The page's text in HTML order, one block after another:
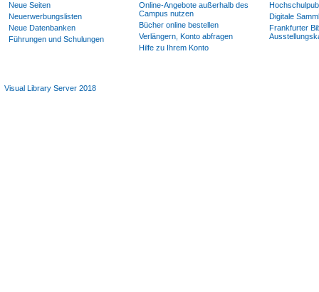
Neue Seiten
Neuerwerbungslisten
Neue Datenbanken
Führungen und Schulungen
Online-Angebote außerhalb des
Campus nutzen
Bücher online bestellen
Verlängern, Konto abfragen
Hilfe zu Ihrem Konto
Digitale
Frankfurter
Visual Library Server 2018